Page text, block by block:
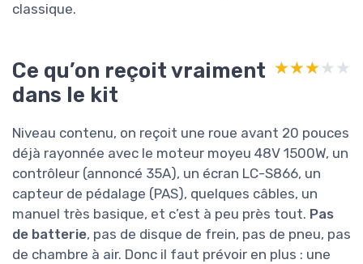
classique.
Ce qu’on reçoit vraiment
dans le kit
★★★★★
★★★★★
Niveau contenu, on reçoit une roue avant 20 pouces
déjà rayonnée avec le moteur moyeu 48V 1500W, un
contrôleur (annoncé 35A), un écran LC-S866, un
capteur de pédalage (PAS), quelques câbles, un
manuel très basique, et c’est à peu près tout. Pas
de batterie, pas de disque de frein, pas de pneu, pas
de chambre à air. Donc il faut prévoir en plus : une